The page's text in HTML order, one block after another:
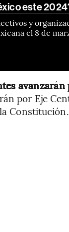
este
y
el 8 de
avanzarán
por Eje
Constitución.